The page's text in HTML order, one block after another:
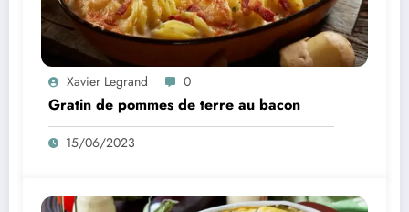
Xavier Legrand 0
Gratin de pommes de terre au bacon
15/06/2023